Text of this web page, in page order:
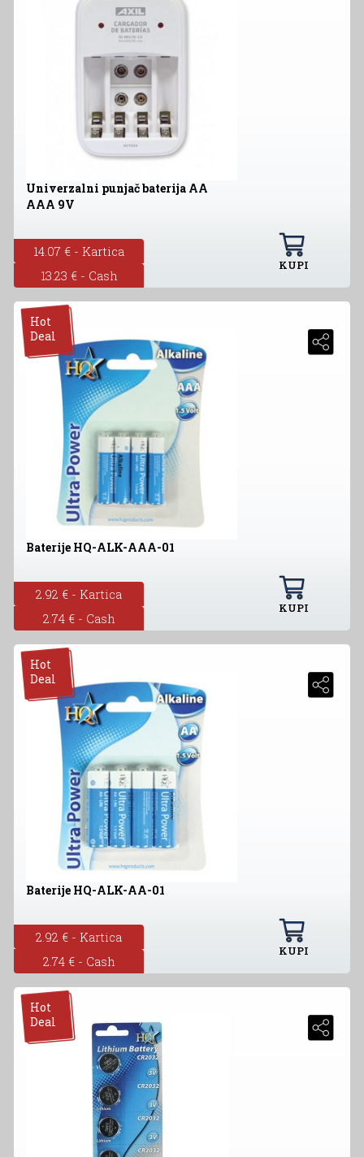
Univerzalni punjač baterija AA
AAA 9V
14.07 € - Kartica
13.23 € - Cash
KUPI
Hot
Deal
Baterije HQ-ALK-AAA-01
2.92 € - Kartica
2.74 € - Cash
KUPI
Hot
Deal
Baterije HQ-ALK-AA-01
2.92 € - Kartica
2.74 € - Cash
KUPI
Hot
Deal